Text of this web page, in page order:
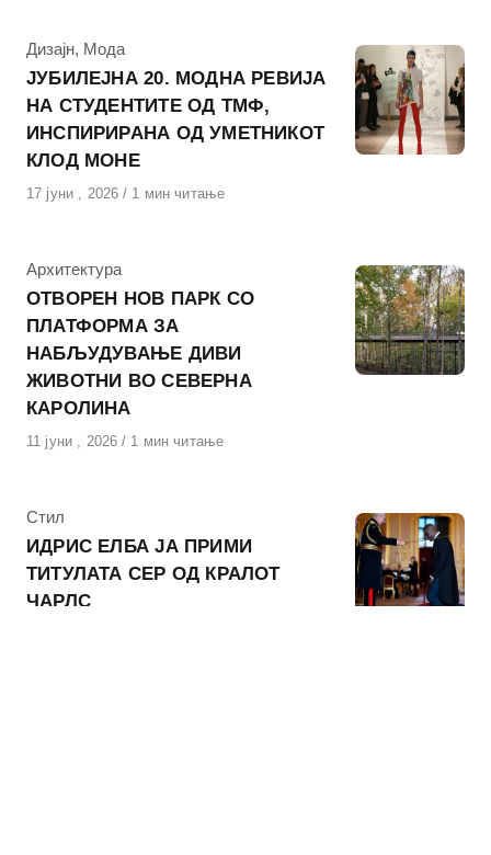
КАтегорија
Дизајн, Мода
ЈУБИЛЕЈНА 20. МОДНА РЕВИЈА
НА СТУДЕНТИТЕ ОД ТМФ,
ИНСПИРИРАНА ОД УМЕТНИКОТ
КЛОД МОНЕ
Објавено
17 јуни , 2026 1 мин читање
КАтегорија
Архитектура
ОТВОРЕН НОВ ПАРК СО
ПЛАТФОРМА ЗА
НАБЉУДУВАЊЕ ДИВИ
ЖИВОТНИ ВО СЕВЕРНА
КАРОЛИНА
Објавено
11 јуни , 2026 1 мин читање
КАтегорија
Стил
ИДРИС ЕЛБА ЈА ПРИМИ
ТИТУЛАТА СЕР ОД КРАЛОТ
ЧАРЛС